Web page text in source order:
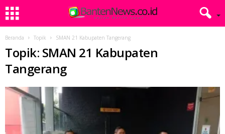
Beranda Topik SMAN 21 Kabupaten Tangerang
Topik: SMAN 21 Kabupaten
Tangerang